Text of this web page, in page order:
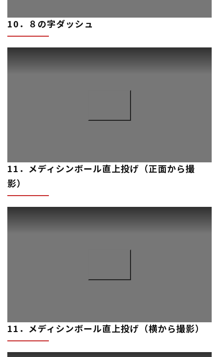
10．８の字ダッシュ
11．メディシンボール直上投げ（正面から撮
影）
11．メディシンボール直上投げ（横から撮影）